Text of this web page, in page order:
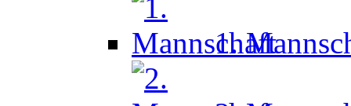
1.